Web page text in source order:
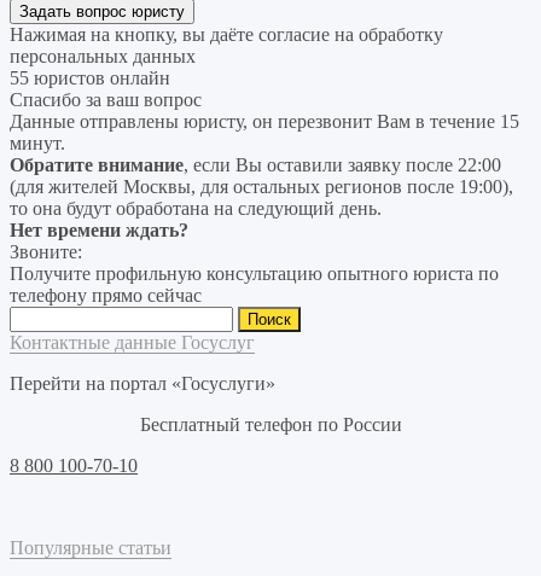
Нажимая на кнопку, вы даёте согласие на обработку
персональных данных
55 юристов онлайн
Спасибо за ваш вопрос
Данные отправлены юристу, он перезвонит Вам в течение 15
минут.
Обратите внимание, если Вы оставили заявку после 22:00
(для жителей Москвы, для остальных регионов после 19:00),
то она будут обработана на следующий день.
Нет времени ждать?
Звоните:
Получите профильную консультацию опытного юриста по
телефону прямо сейчас
Контактные данные Госуслуг
Перейти на портал «Госуслуги»
Бесплатный телефон по России
8 800 100-70-10
Популярные статьи